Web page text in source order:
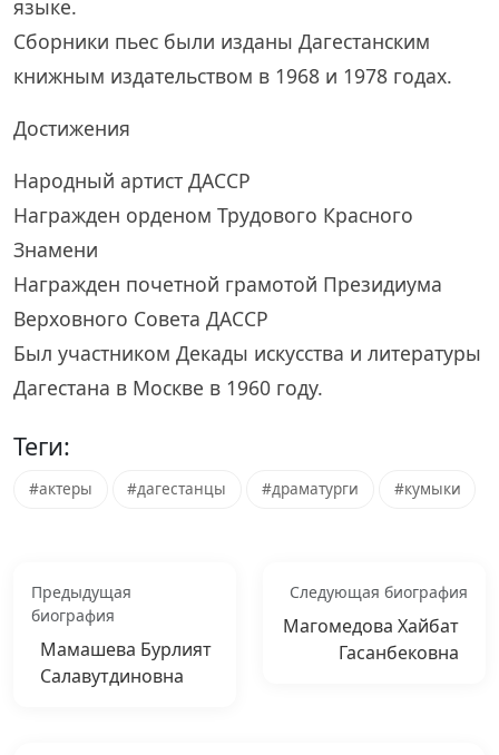
языке.
Сборники пьес были изданы Дагестанским
книжным издательством в 1968 и 1978 годах.
Достижения
Народный артист ДАССР
Награжден орденом Трудового Красного
Знамени
Награжден почетной грамотой Президиума
Верховного Совета ДАССР
Был участником Декады искусства и литературы
Дагестана в Москве в 1960 году.
Теги:
#актеры #дагестанцы #драматурги #кумыки
Предыдущая
биография
Мамашева Бурлият
Салавутдиновна
Следующая биография
Магомедова Хайбат
Гасанбековна